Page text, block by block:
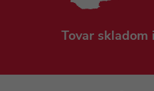
Tovar skladom